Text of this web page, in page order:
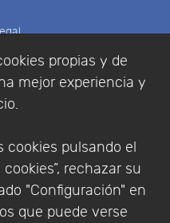
propias y de
mejor experiencia y
cookies pulsando el
rechazar su
"Configuración" en
que puede verse
compra